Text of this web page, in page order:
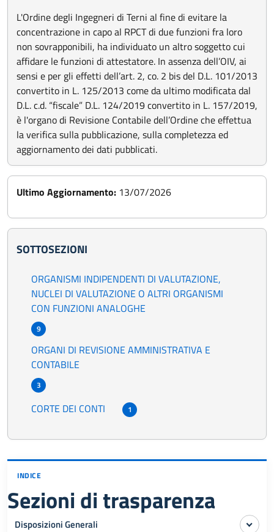
L'Ordine degli Ingegneri di Terni al fine di evitare la
concentrazione in capo al RPCT di due funzioni fra loro
non sovrapponibili, ha individuato un altro soggetto cui
affidare le funzioni di attestatore. In assenza dell’OIV, ai
sensi e per gli effetti dell’art. 2, co. 2 bis del D.L. 101/2013
convertito in L. 125/2013 come da ultimo modificata dal
D.L. c.d. “fiscale” D.L. 124/2019 convertito in L. 157/2019,
è l'organo di Revisione Contabile dell’Ordine che effettua
la verifica sulla pubblicazione, sulla completezza ed
aggiornamento dei dati pubblicati.
Ultimo Aggiornamento: 13/07/2026
SOTTOSEZIONI
ORGANISMI INDIPENDENTI DI VALUTAZIONE,
NUCLEI DI VALUTAZIONE O ALTRI ORGANISMI
CON FUNZIONI ANALOGHE
9
ORGANI DI REVISIONE AMMINISTRATIVA E
CONTABILE
3
CORTE DEI CONTI 1
INDICE
Sezioni di trasparenza
Disposizioni Generali